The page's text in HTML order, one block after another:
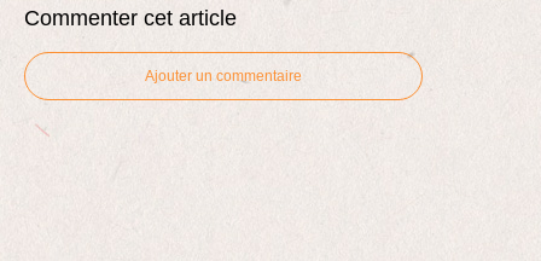
Commenter cet article
Ajouter un commentaire